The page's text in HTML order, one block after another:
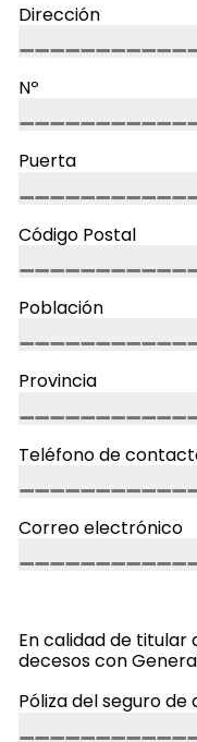
Dirección
Nº
Puerta
Código Postal
Población
Provincia
Teléfono de
Correo electrónico
En calidad de
decesos con
Póliza del seguro de